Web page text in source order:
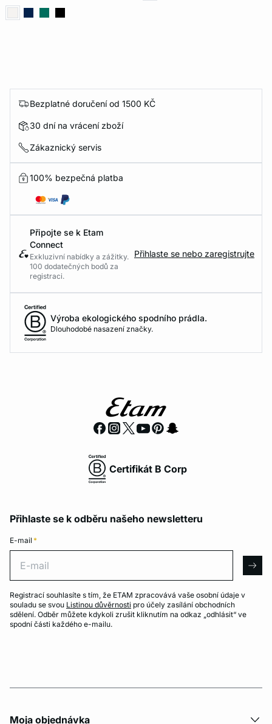
Bezplatné doručení od 1500 KČ
30 dní na vrácení zboží
Zákaznický servis
100% bezpečná platba
Připojte se k Etam
Connect
Exkluzivní nabídky a zážitky.
100 dodatečných bodů za
registraci.
Přihlaste se nebo zaregistrujte
Výroba ekologického spodního prádla.
Dlouhodobé nasazení značky.
Certifikát B Corp
Přihlaste se k odběru našeho newsletteru
E-mail *
Registrací souhlasíte s tím, že ETAM zpracovává vaše osobní údaje v
souladu se svou Listinou důvěrnosti pro účely zasílání obchodních
sdělení. Odběr můžete kdykoli zrušit kliknutím na odkaz „odhlásit“ ve
spodní části každého e-mailu.
Moja objednávka